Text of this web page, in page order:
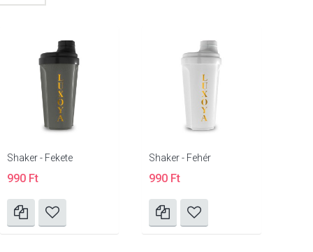
Shaker - Fekete
990 Ft
Shaker - Fehér
990 Ft